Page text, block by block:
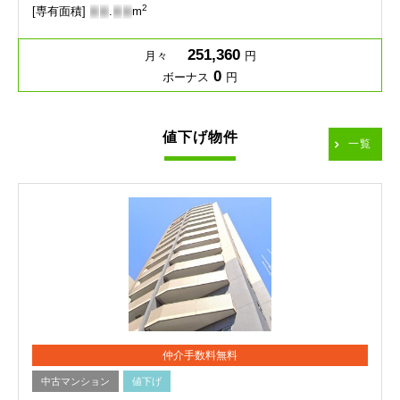
[専有面積] - - .- - m2
月々 251,360 円
ボーナス 0 円
値下げ物件 一覧
仲介手数料無料
中古マンション 値下げ